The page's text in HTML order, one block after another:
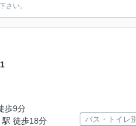
さい。
歩9分
駅 徒歩18分
バス・トイレ別